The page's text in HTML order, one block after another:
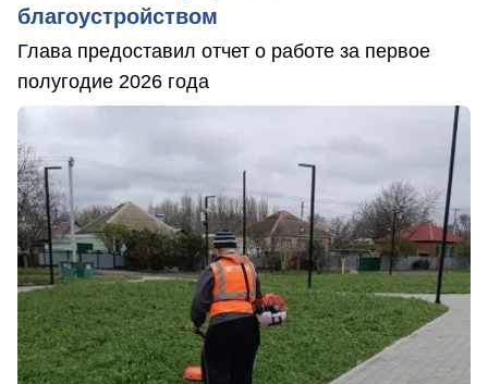
благоустройством
Глава предоставил отчет о работе за первое
полугодие 2026 года